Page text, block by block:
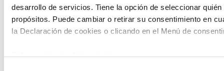
desarrollo de servicios. Tiene la opción de seleccionar
propósitos. Puede cambiar o retirar su consentimiento en
la Declaración de cookies o clicando en el Menú de
Si lo permite, también quisiéramos:
Dentro de Artículos Técnicos: